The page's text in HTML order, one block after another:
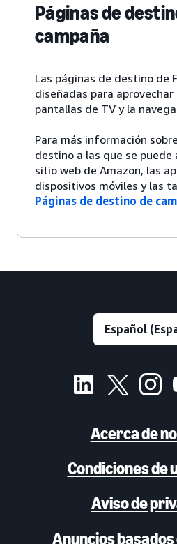
Páginas de
campaña
Las páginas de destino de
diseñadas para aprovechar
pantallas de TV y la
Para más información
destino a las que se puede
sitio web de Amazon, las
dispositivos móviles y las
Páginas de destino de
Acerca de
Condiciones de
Aviso de
Anuncios